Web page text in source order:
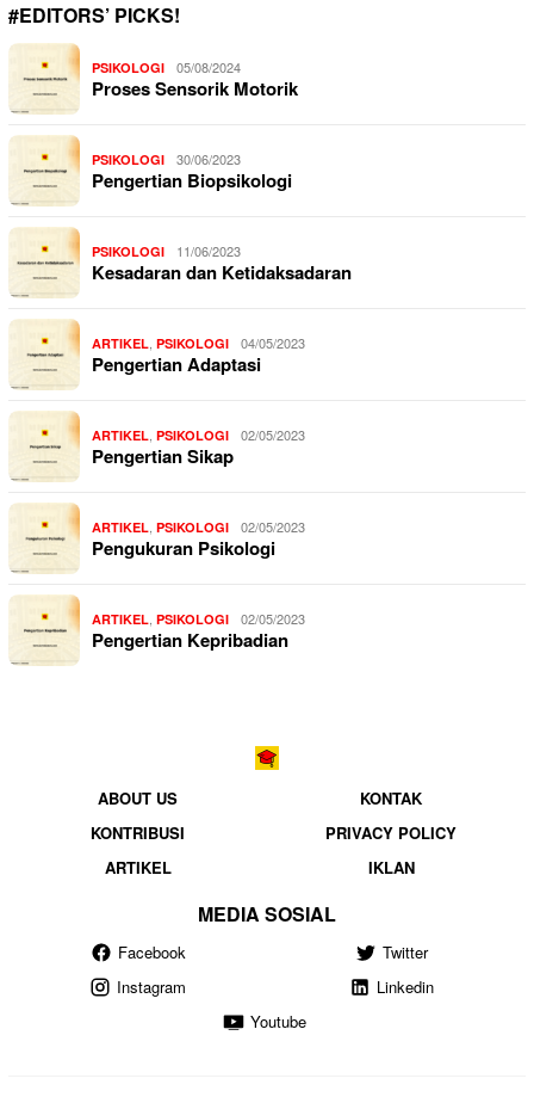
#EDITORS’ PICKS!
PSIKOLOGI 05/08/2024
Proses Sensorik Motorik
PSIKOLOGI 30/06/2023
Pengertian Biopsikologi
PSIKOLOGI 11/06/2023
Kesadaran dan Ketidaksadaran
ARTIKEL, PSIKOLOGI 04/05/2023
Pengertian Adaptasi
ARTIKEL, PSIKOLOGI 02/05/2023
Pengertian Sikap
ARTIKEL, PSIKOLOGI 02/05/2023
Pengukuran Psikologi
ARTIKEL, PSIKOLOGI 02/05/2023
Pengertian Kepribadian
ABOUT US
KONTAK
KONTRIBUSI
PRIVACY POLICY
ARTIKEL
IKLAN
MEDIA SOSIAL
Facebook
Twitter
Instagram
Linkedin
Youtube